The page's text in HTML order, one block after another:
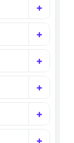
+
+
+
+
+
+